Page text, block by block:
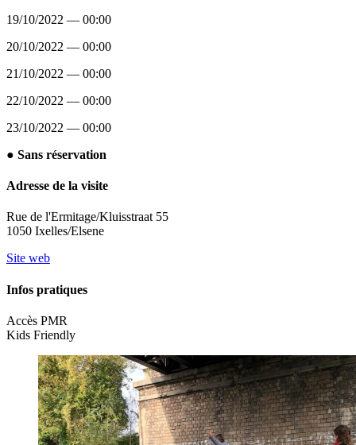
19/10/2022 — 00:00
20/10/2022 — 00:00
21/10/2022 — 00:00
22/10/2022 — 00:00
23/10/2022 — 00:00
● Sans réservation
Adresse de la visite
Rue de l'Ermitage/Kluisstraat 55
1050 Ixelles/Elsene
Site web
Infos pratiques
Accès PMR
Kids Friendly